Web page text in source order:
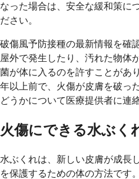
なった場合は、安全な緩和策に
ださい。
破傷風予防接種の最新情報を確
屋外で発生したり、汚れた物体
菌が体に入るのを許すことがあ
年以上前で、火傷が皮膚を破っ
どうかについて医療提供者に連
火傷にできる水ぶく
水ぶくれは、新しい皮膚が成長
を保護するための体の方法です